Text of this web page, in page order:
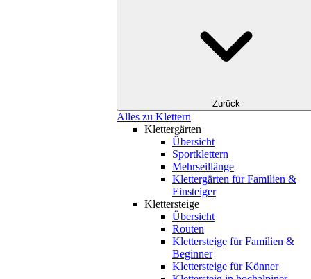
Zurück
Alles zu Klettern
Klettergärten
Übersicht
Sportklettern
Mehrseillänge
Klettergärten für Familien &
Einsteiger
Klettersteige
Übersicht
Routen
Klettersteige für Familien &
Beginner
Klettersteige für Könner